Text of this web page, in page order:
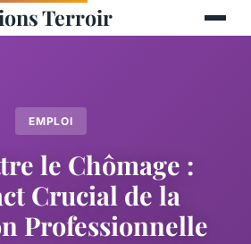
Terroir
EMPLOI
le Chômage :
Crucial de la
Professionnelle